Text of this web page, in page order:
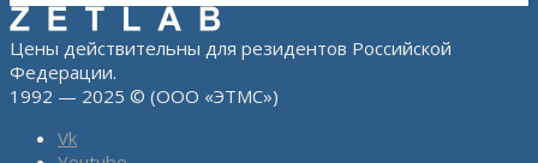
Цены действительны для резидентов Российской
Федерации.
1992 — 2025 © (ООО «ЭТМС»)
Vk